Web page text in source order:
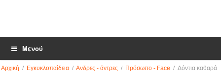
Μενού
Αρχική / Εγκυκλοπαίδεια / Ανδρες - άντρες / Πρόσωπο - Face / Δόντια καθαρά